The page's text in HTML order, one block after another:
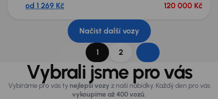
od 1 269 Kč 120 000 Kč
Načíst další vozy
1 2
Vybrali jsme pro vás
Vybíráme pro vás ty nejlepší vozy z naší nabídky. Každý den pro vás
vykoupíme až 400 vozů.